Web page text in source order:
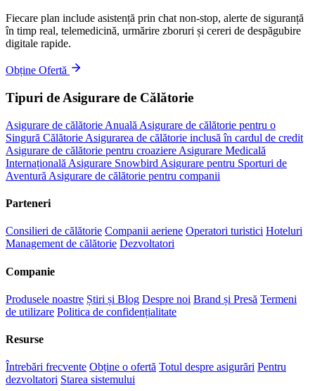
Fiecare plan include asistență prin chat non-stop, alerte de siguranță
în timp real, telemedicină, urmărire zboruri și cereri de despăgubire
digitale rapide.
Obține Ofertă
Tipuri de Asigurare de Călătorie
Asigurare de călătorie Anuală Asigurare de călătorie pentru o
Singură Călătorie Asigurarea de călătorie inclusă în cardul de credit
Asigurare de călătorie pentru croaziere Asigurare Medicală
Internațională Asigurare Snowbird Asigurare pentru Sporturi de
Aventură Asigurare de călătorie pentru companii
Parteneri
Consilieri de călătorie Companii aeriene Operatori turistici Hoteluri
Management de călătorie Dezvoltatori
Companie
Produsele noastre Știri și Blog Despre noi Brand și Presă Termeni
de utilizare Politica de confidențialitate
Resurse
Întrebări frecvente Obține o ofertă Totul despre asigurări Pentru
dezvoltatori Starea sistemului